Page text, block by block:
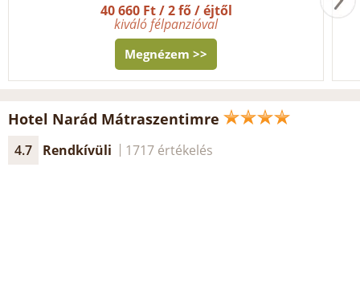
40 660 Ft / 2 fő / éjtől
kiváló félpanzióval
Megnézem >>
Hotel Narád Mátraszentimre
4.7 Rendkívüli 1717 értékelés